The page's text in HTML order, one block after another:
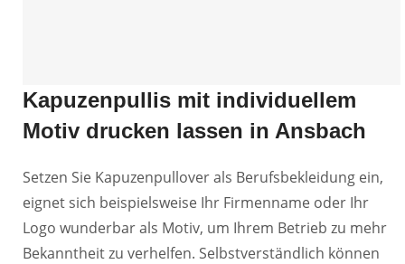
Kapuzenpullis mit individuellem
Motiv drucken lassen in Ansbach
Setzen Sie Kapuzenpullover als Berufsbekleidung ein,
eignet sich beispielsweise Ihr Firmenname oder Ihr
Logo wunderbar als Motiv, um Ihrem Betrieb zu mehr
Bekanntheit zu verhelfen. Selbstverständlich können